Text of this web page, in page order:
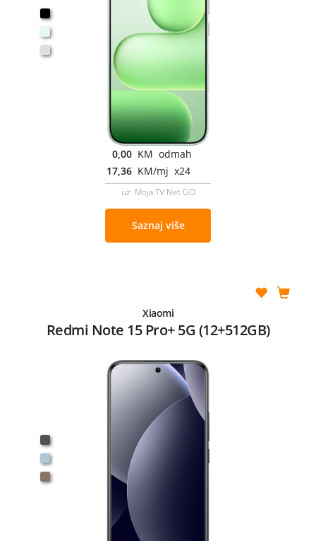
0,00 KM odmah
17,36 KM/mj x24
uz Moja TV Net GO
Saznaj više
Xiaomi
Redmi Note 15 Pro+ 5G (12+512GB)